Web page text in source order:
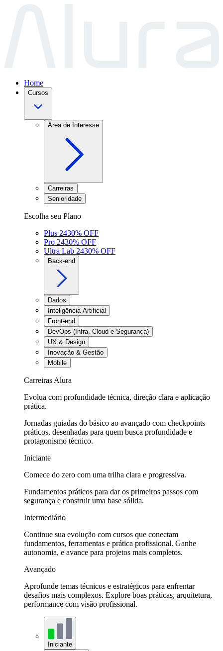
Home
Cursos
Área de Interesse
Carreiras
Senioridade
Escolha seu Plano
Plus 2430% OFF
Pro 2430% OFF
Ultra Lab 2430% OFF
Back-end
Dados
Inteligência Artificial
Front-end
DevOps (Infra, Cloud e Segurança)
UX & Design
Inovação & Gestão
Mobile
Carreiras Alura
Evolua com profundidade técnica, direção clara e aplicação
prática.
Jornadas guiadas do básico ao avançado com checkpoints
práticos, desenhadas para quem busca profundidade e
protagonismo técnico.
Iniciante
Comece do zero com uma trilha clara e progressiva.
Fundamentos práticos para dar os primeiros passos com
segurança e construir uma base sólida.
Intermediário
Continue sua evolução com cursos que conectam
fundamentos, ferramentas e prática profissional. Ganhe
autonomia, e avance para projetos mais completos.
Avançado
Aprofunde temas técnicos e estratégicos para enfrentar
desafios mais complexos. Explore boas práticas, arquitetura,
performance com visão profissional.
Iniciante